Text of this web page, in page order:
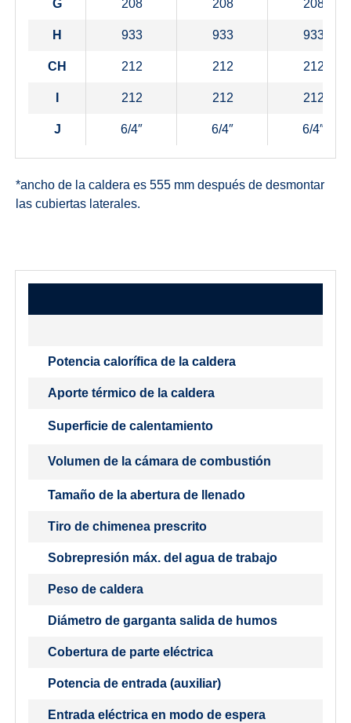
G 208 208 208
H 933 933 933
CH 212 212 212
212 212 212
J 6/4″ 6/4″ 6/4″
*ancho de la caldera es 555 mm después de desmontar
las cubiertas laterales.
Potencia calorífica de la caldera
Aporte térmico de la caldera
Superficie de calentamiento
Volumen de la cámara de combustión
Tamaño de la abertura de llenado
Tiro de chimenea prescrito
Sobrepresión máx. del agua de trabajo
Peso de caldera
Diámetro de garganta salida de humos
Cobertura de parte eléctrica
Potencia de entrada (auxiliar)
Entrada eléctrica en modo de espera